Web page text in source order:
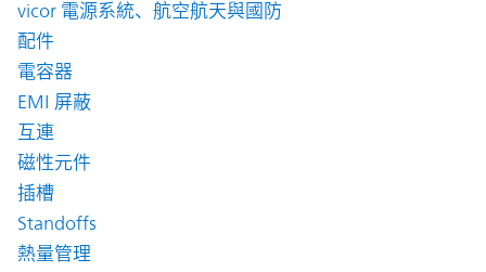
vicor 電源系統、航空航天與國防
配件
電容器
EMI 屏蔽
互連
磁性元件
插槽
Standoffs
熱量管理